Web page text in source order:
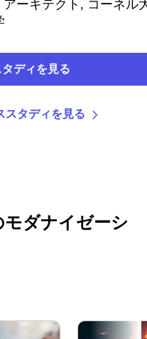
ーキテクト , コーネル
ディを見る
スタディを見る
ダナイゼーシ